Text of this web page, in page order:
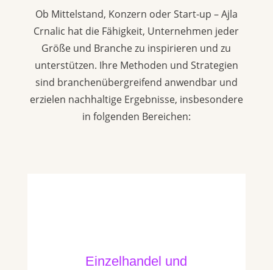
Ob Mittelstand, Konzern oder Start-up – Ajla
Crnalic hat die Fähigkeit, Unternehmen jeder
Größe und Branche zu inspirieren und zu
unterstützen. Ihre Methoden und Strategien
sind branchenübergreifend anwendbar und
erzielen nachhaltige Ergebnisse, insbesondere
in folgenden Bereichen:
Einzelhandel und